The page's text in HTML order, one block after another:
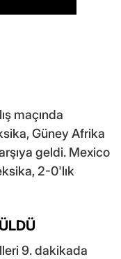
maçında
Güney Afrika
geldi. Mexico
2-0'lık
9. dakikada